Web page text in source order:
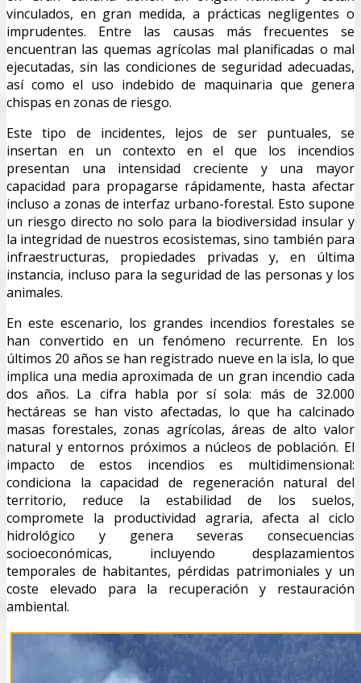
vinculados, en gran medida, a prácticas negligentes o
imprudentes. Entre las causas más frecuentes se
encuentran las quemas agrícolas mal planificadas o mal
ejecutadas, sin las condiciones de seguridad adecuadas,
así como el uso indebido de maquinaria que genera
chispas en zonas de riesgo.
Este tipo de incidentes, lejos de ser puntuales, se
insertan en un contexto en el que los incendios
presentan una intensidad creciente y una mayor
capacidad para propagarse rápidamente, hasta afectar
incluso a zonas de interfaz urbano-forestal. Esto supone
un riesgo directo no solo para la biodiversidad insular y
la integridad de nuestros ecosistemas, sino también para
infraestructuras, propiedades privadas y, en última
instancia, incluso para la seguridad de las personas y los
animales.
En este escenario, los grandes incendios forestales se
han convertido en un fenómeno recurrente. En los
últimos 20 años se han registrado nueve en la isla, lo que
implica una media aproximada de un gran incendio cada
dos años. La cifra habla por sí sola: más de 32.000
hectáreas se han visto afectadas, lo que ha calcinado
masas forestales, zonas agrícolas, áreas de alto valor
natural y entornos próximos a núcleos de población. El
impacto de estos incendios es multidimensional:
condiciona la capacidad de regeneración natural del
territorio, reduce la estabilidad de los suelos,
compromete la productividad agraria, afecta al ciclo
hidrológico y genera severas consecuencias
socioeconómicas, incluyendo desplazamientos
temporales de habitantes, pérdidas patrimoniales y un
coste elevado para la recuperación y restauración
ambiental.